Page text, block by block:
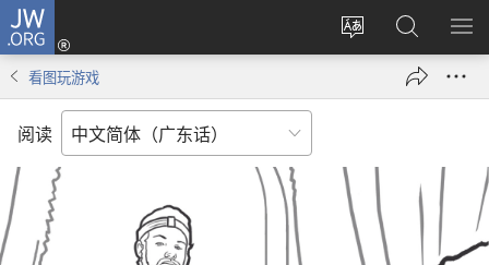
JW.ORG
更
登
录
（打
口）
搜
索
JW.ORG
显
看图玩游戏
阅读